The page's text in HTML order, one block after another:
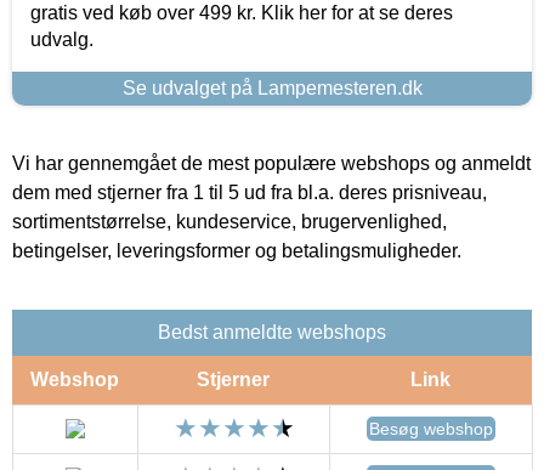
gratis ved køb over 499 kr. Klik her for at se deres
udvalg.
Se udvalget på Lampemesteren.dk
Vi har gennemgået de mest populære webshops og anmeldt
dem med stjerner fra 1 til 5 ud fra bl.a. deres prisniveau,
sortimentstørrelse, kundeservice, brugervenlighed,
betingelser, leveringsformer og betalingsmuligheder.
Bedst anmeldte webshops
Webshop Stjerner Link
Besøg webshop